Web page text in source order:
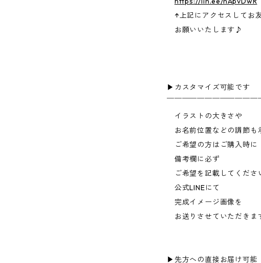
↑上記にアクセスしてお
お願いいたします♪
▶︎カスタマイズ可能です
￣￣￣￣￣￣￣￣￣￣￣￣
イラストの大きさや
お名前位置などの調節も
ご希望の方はご購入時に
備考欄に必ず
ご希望を記載してくださ
公式LINEにて
完成イメージ画像を
お送りさせていただきま
▶︎先方への直接お届け可能